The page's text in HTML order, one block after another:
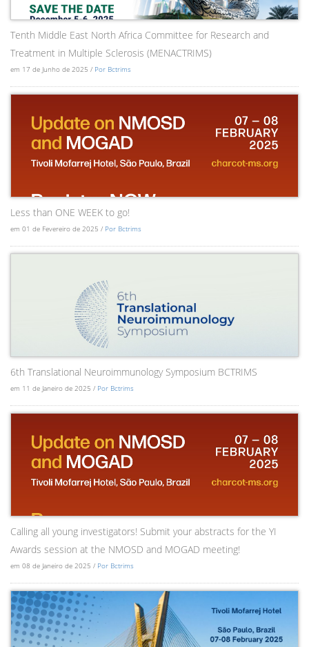
Tenth Middle East North Africa Committee for Research and
Treatment in Multiple Sclerosis (MENACTRIMS)
em 17 de Junho de 2025 / Por Bctrims
Less than ONE WEEK to go!
em 01 de Fevereiro de 2025 / Por Bctrims
6th Translational Neuroimmunology Symposium BCTRIMS
em 11 de Janeiro de 2025 / Por Bctrims
Calling all young investigators! Submit your abstracts for the YI
Awards session at the NMOSD and MOGAD meeting!
em 08 de Janeiro de 2025 / Por Bctrims